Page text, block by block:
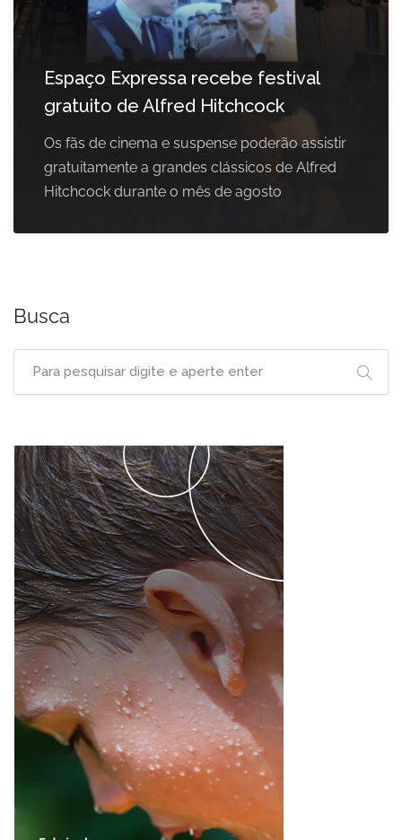
Espaço Expressa recebe festival
gratuito de Alfred Hitchcock
Os fãs de cinema e suspense poderão assistir
gratuitamente a grandes clássicos de Alfred
Hitchcock durante o mês de agosto
Busca